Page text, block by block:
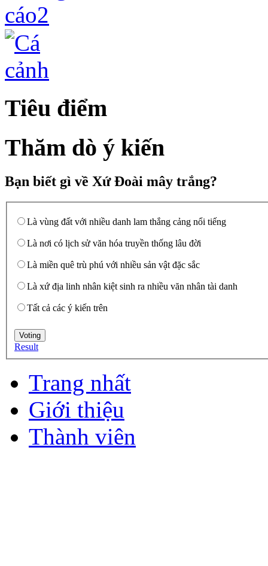
Tiêu điểm
Thăm dò ý kiến
Bạn biết gì về Xứ Đoài mây trắng?
Là vùng đất với nhiều danh lam thắng cảng nổi tiếng
Là nơi có lịch sử văn hóa truyền thống lâu đời
Là miền quê trù phú với nhiều sản vật đặc sắc
Là xứ địa linh nhân kiệt sinh ra nhiều văn nhân tài danh
Tất cả các ý kiến trên
Result
Trang nhất
Giới thiệu
Thành viên